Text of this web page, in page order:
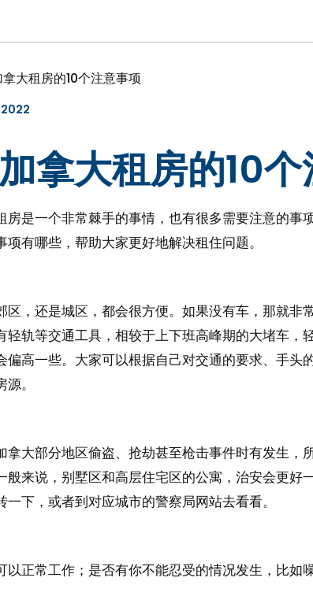
大租房的10个注意事项
拿大租房的10
房是一个非常棘手的事情，也有很多需要注意的事
项有哪些，帮助大家更好地解决租住问题。
区，还是城区，都会很方便。如果没有车，那就非
轻轨等交通工具，相较于上下班高峰期的大堵车，
偏高一些。大家可以根据自己对交通的要求、手头
。
拿大部分地区偷盗、抢劫甚至枪击事件时有发生，
般来说，别墅区和高层住宅区的公寓，治安会更好
下，或者到对应城市的警察局网站去看看。
正常工作；是否有你不能忍受的情况发生，比如